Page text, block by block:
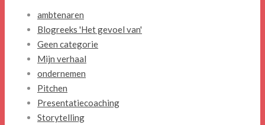
ambtenaren
Blogreeks 'Het gevoel van'
Geen categorie
Mijn verhaal
ondernemen
Pitchen
Presentatiecoaching
Storytelling